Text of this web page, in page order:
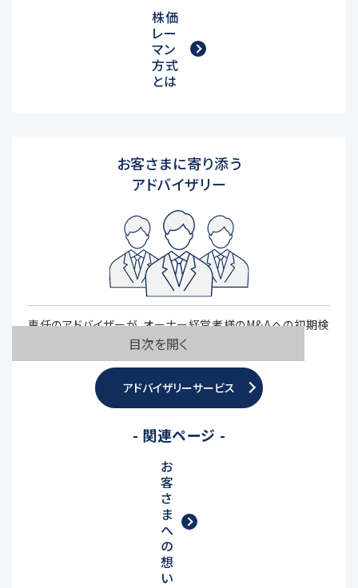
目次を開く
株価
レー
マン
方式
とは
お客さまに寄り添う
アドバイザリー
専任のアドバイザーが、オーナー経営者様のM&Aへの初期検
討の段階から最終的な成約までをお手伝いします。
アドバイザリーサービス
- 関連ページ -
お
客
さ
ま
へ
の
想
い